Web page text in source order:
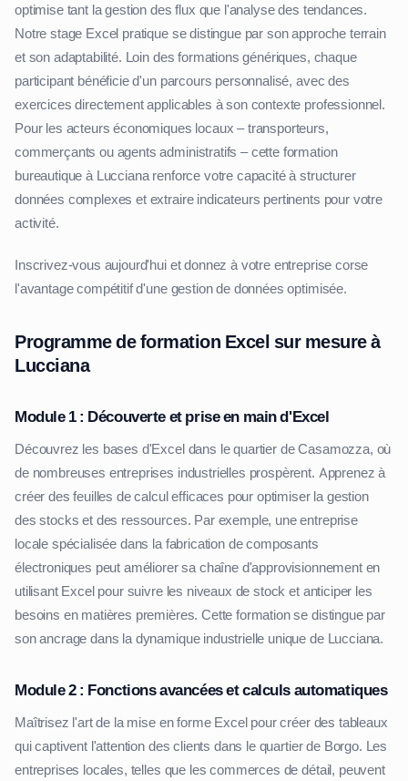
optimise tant la gestion des flux que l'analyse des tendances.
Notre stage Excel pratique se distingue par son approche terrain
et son adaptabilité. Loin des formations génériques, chaque
participant bénéficie d'un parcours personnalisé, avec des
exercices directement applicables à son contexte professionnel.
Pour les acteurs économiques locaux – transporteurs,
commerçants ou agents administratifs – cette formation
bureautique à Lucciana renforce votre capacité à structurer
données complexes et extraire indicateurs pertinents pour votre
activité.
Inscrivez-vous aujourd'hui et donnez à votre entreprise corse
l'avantage compétitif d'une gestion de données optimisée.
Programme de formation Excel sur mesure à
Lucciana
Module 1 : Découverte et prise en main d'Excel
Découvrez les bases d'Excel dans le quartier de Casamozza, où
de nombreuses entreprises industrielles prospèrent. Apprenez à
créer des feuilles de calcul efficaces pour optimiser la gestion
des stocks et des ressources. Par exemple, une entreprise
locale spécialisée dans la fabrication de composants
électroniques peut améliorer sa chaîne d'approvisionnement en
utilisant Excel pour suivre les niveaux de stock et anticiper les
besoins en matières premières. Cette formation se distingue par
son ancrage dans la dynamique industrielle unique de Lucciana.
Module 2 : Fonctions avancées et calculs automatiques
Maîtrisez l'art de la mise en forme Excel pour créer des tableaux
qui captivent l'attention des clients dans le quartier de Borgo. Les
entreprises locales, telles que les commerces de détail, peuvent